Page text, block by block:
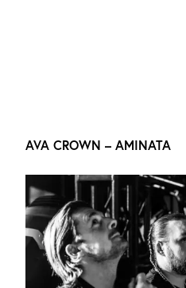
AVA CROWN – AMINATA